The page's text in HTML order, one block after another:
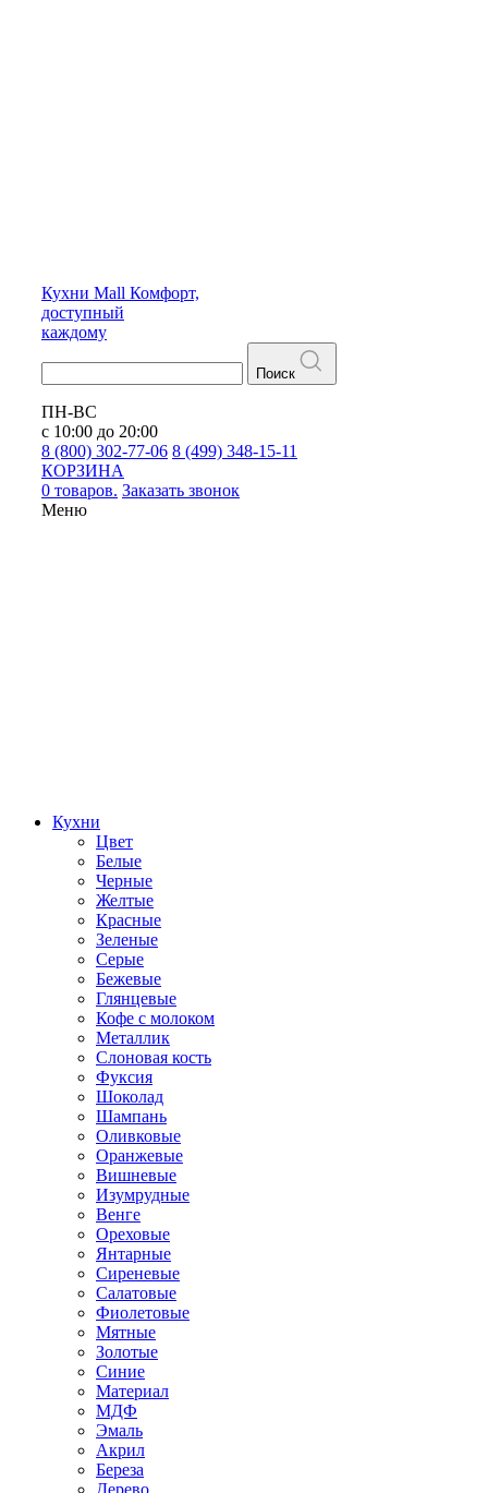
Кухни Mall Комфорт,
доступный
каждому
Поиск
ПН-ВС
с 10:00 до 20:00
8 (800) 302-77-06 8 (499) 348-15-11
КОРЗИНА
0 товаров. Заказать звонок
Меню
Кухни
Цвет
Белые
Черные
Желтые
Красные
Зеленые
Серые
Бежевые
Глянцевые
Кофе с молоком
Металлик
Слоновая кость
Фуксия
Шоколад
Шампань
Оливковые
Оранжевые
Вишневые
Изумрудные
Венге
Ореховые
Янтарные
Сиреневые
Салатовые
Фиолетовые
Мятные
Золотые
Синие
Материал
МДФ
Эмаль
Акрил
Береза
Дерево